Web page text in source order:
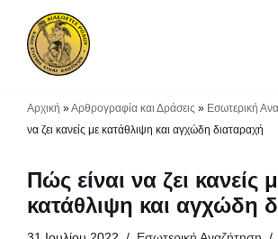
Μεταπηδήστε
Αρχική »Αρθρογραφία και Δράσεις » Εσωτερική
να ζει κανείς με κατάθλιψη και αγχώδη διαταραχή
Πώς είναι να ζει κανείς
κατάθλιψη και αγχώδη